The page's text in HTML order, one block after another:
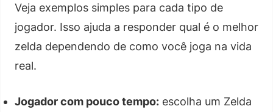
Veja exemplos simples para cada tipo de
jogador. Isso ajuda a responder qual é o melhor
zelda dependendo de como você joga na vida
real.
Jogador com pouco tempo: escolha um Zelda